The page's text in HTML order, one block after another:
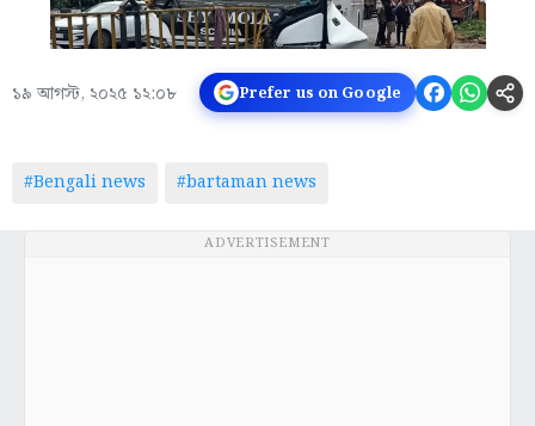
১৯ আগস্ট, ২০২৫ ১২:০৮ Prefer us on Google
#Bengali news #bartaman news
ADVERTISEMENT